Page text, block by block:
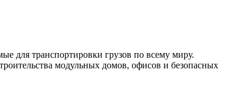
для транспортировки грузов по всему миру.
модульных домов, офисов и безопасных